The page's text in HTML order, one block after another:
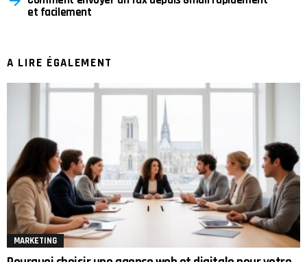
et facilement
A LIRE ÉGALEMENT
MARKETING